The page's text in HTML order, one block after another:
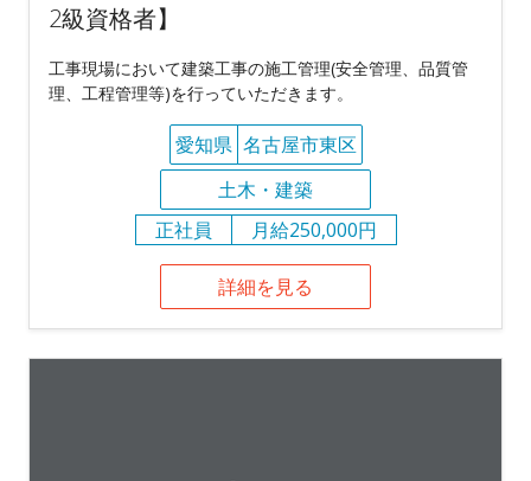
2級資格者】
工事現場において建築工事の施工管理(安全管理、品質管
理、工程管理等)を行っていただきます。
愛知県 名古屋市東区
土木・建築
正社員
月給250,000円
詳細を見る